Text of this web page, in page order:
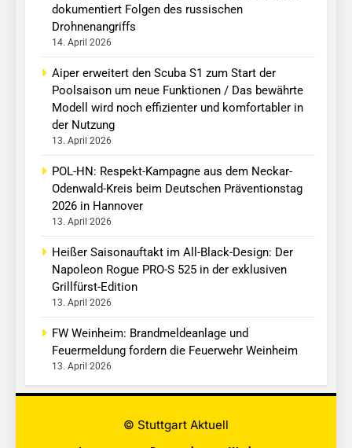
dokumentiert Folgen des russischen
Drohnenangriffs
14. April 2026
Aiper erweitert den Scuba S1 zum Start der
Poolsaison um neue Funktionen / Das bewährte
Modell wird noch effizienter und komfortabler in
der Nutzung
13. April 2026
POL-HN: Respekt-Kampagne aus dem Neckar-
Odenwald-Kreis beim Deutschen Präventionstag
2026 in Hannover
13. April 2026
Heißer Saisonauftakt im All-Black-Design: Der
Napoleon Rogue PRO-S 525 in der exklusiven
Grillfürst-Edition
13. April 2026
FW Weinheim: Brandmeldeanlage und
Feuermeldung fordern die Feuerwehr Weinheim
13. April 2026
© Stuttgart Aktuell